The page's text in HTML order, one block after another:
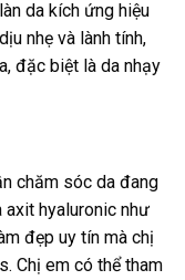
da kích ứng hiệu
nhẹ và lành tính,
đặc biệt là da nhạy
chăm sóc da đang
hyaluronic như
đẹp uy tín mà chị
Chị em có thể tham